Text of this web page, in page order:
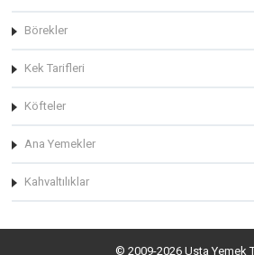
Börekler
Kek Tarifleri
Köfteler
Ana Yemekler
Kahvaltılıklar
© 2009-2026 Usta Yemek